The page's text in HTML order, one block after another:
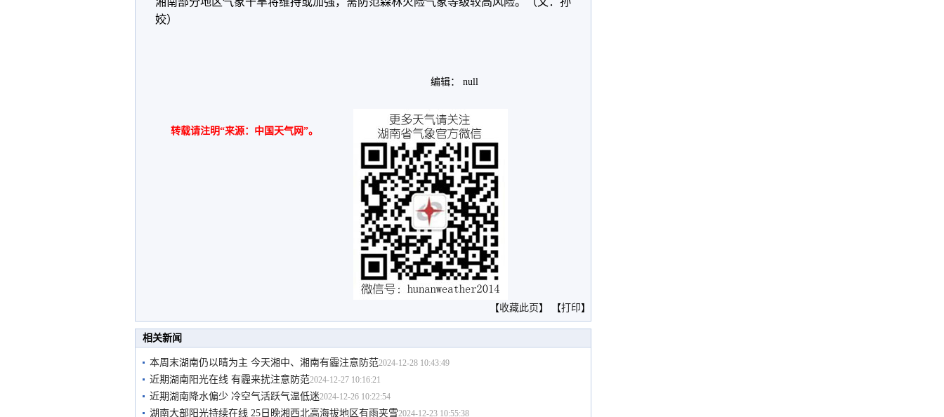
姣）
编辑： null
转载请注明“来源：中国天气网”。
【收藏此页 】 【打印】
相关新闻
本周末湖南仍以晴为主 今天湘中、湘南有霾注意防范2024-12-28 10:43:49
近期湖南阳光在线 有霾来扰注意防范2024-12-27 10:16:21
近期湖南降水偏少 冷空气活跃气温低迷2024-12-26 10:22:54
湖南大部阳光持续在线 25日晚湘西北高海拔地区有雨夹雪2024-12-23 10:55:38